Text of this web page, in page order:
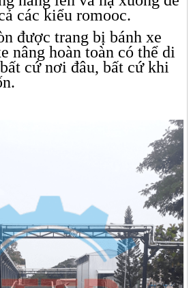
các kiểu romooc.
được trang bị bánh xe
nâng hoàn toàn có thể di
cứ nơi đâu, bất cứ khi